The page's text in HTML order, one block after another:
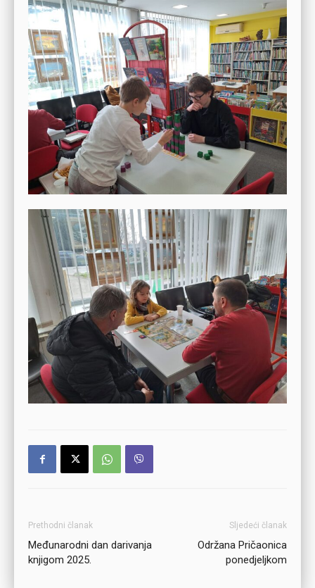
Prethodni članak
Međunarodni dan darivanja
knjigom 2025.
Sljedeći članak
Održana Pričaonica
ponedjeljkom